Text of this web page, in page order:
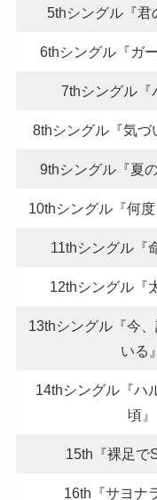
5thシングル『君
6thシングル『ガ
7thシングル『
8thシングル『気づ
9thシングル『夏
10thシングル『何度
11thシングル『
12thシングル『
13thシングル『今
いる』
14thシングル『ハ
頃』
15th『裸足で
16th『サヨナ